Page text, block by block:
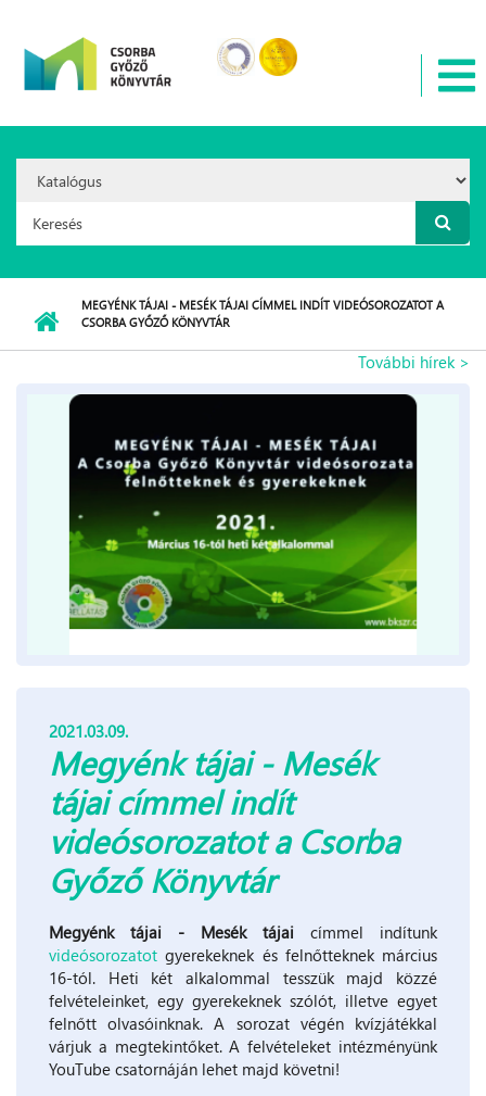
Option:
Keresés űrlap
MEGYÉNK TÁJAI - MESÉK TÁJAI CÍMMEL INDÍT VIDEÓSOROZATOT A
CSORBA GYŐZŐ KÖNYVTÁR
További hírek >
2021.03.09.
Megyénk tájai - Mesék
tájai címmel indít
videósorozatot a Csorba
Győző Könyvtár
Megyénk tájai - Mesék tájai címmel indítunk
videósorozatot gyerekeknek és felnőtteknek március
16-tól. Heti két alkalommal tesszük majd közzé
felvételeinket, egy gyerekeknek szólót, illetve egyet
felnőtt olvasóinknak. A sorozat végén kvízjátékkal
várjuk a megtekintőket. A felvételeket intézményünk
YouTube csatornáján lehet majd követni!